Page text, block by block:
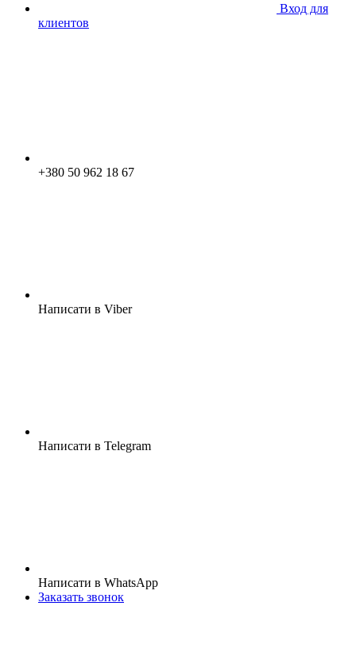
Вход для
клиентов
+380 50 962 18 67
Написати в Viber
Написати в Telegram
Написати в WhatsApp
Заказать звонок